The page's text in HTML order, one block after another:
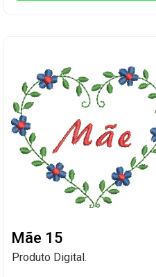
Mãe 15
Produto Digital.